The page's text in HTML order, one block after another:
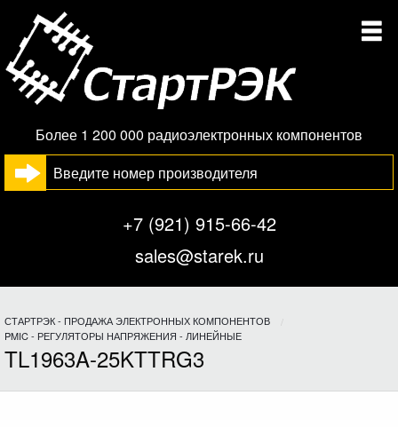
Более 1 200 000 радиоэлектронных компонентов
+7 (921) 915-66-42
sales@starek.ru
СТАРТРЭК - ПРОДАЖА ЭЛЕКТРОННЫХ КОМПОНЕНТОВ
PMIC - РЕГУЛЯТОРЫ НАПРЯЖЕНИЯ - ЛИНЕЙНЫЕ
TL1963A-25KTTRG3